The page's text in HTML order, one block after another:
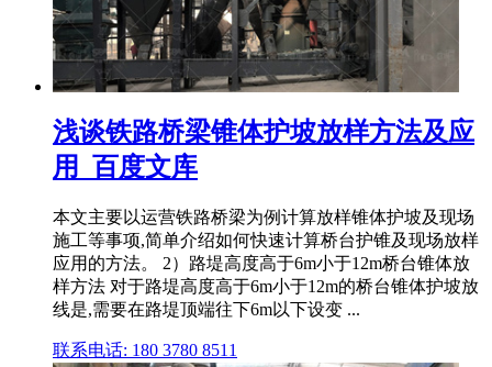
浅谈铁路桥梁锥体护坡放样方法及应
用_百度文库
本文主要以运营铁路桥梁为例计算放样锥体护坡及现场
施工等事项,简单介绍如何快速计算桥台护锥及现场放样
应用的方法。 2）路堤高度高于6m小于12m桥台锥体放
样方法 对于路堤高度高于6m小于12m的桥台锥体护坡放
线是,需要在路堤顶端往下6m以下设变 ...
联系电话: 180 3780 8511